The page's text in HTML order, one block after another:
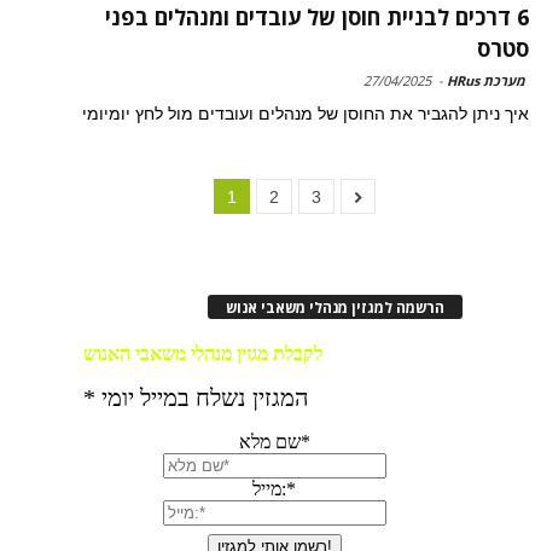
6 דרכים לבניית חוסן של עובדים ומנהלים בפני
סטרס
מערכת HRus -
27/04/2025
איך ניתן להגביר את החוסן של מנהלים ועובדים מול לחץ יומיומי
1 2 3
הרשמה למגזין מנהלי משאבי אנוש